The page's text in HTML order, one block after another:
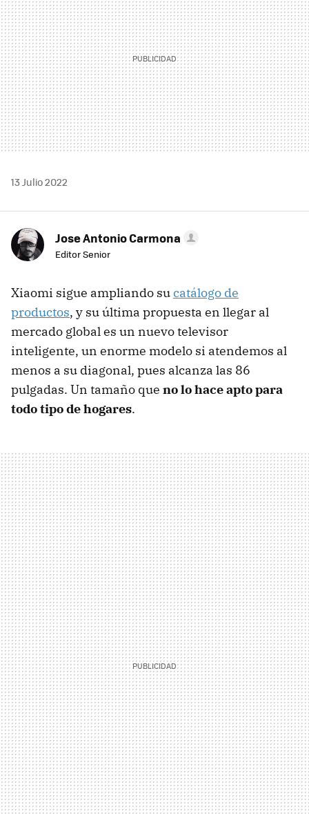
13 Julio 2022
Jose Antonio Carmona
Editor Senior
Xiaomi sigue ampliando sucatálogo de
productos, y su última propuesta en llegar al
mercado global es un nuevo televisor
inteligente, un enorme modelo si atendemos al
menos a su diagonal, pues alcanza las 86
pulgadas. Un tamaño que no lo hace apto para
todo tipo de hogares.